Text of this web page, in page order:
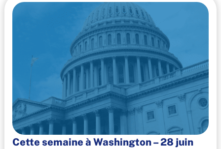
Cette semaine à Washington – 28 juin